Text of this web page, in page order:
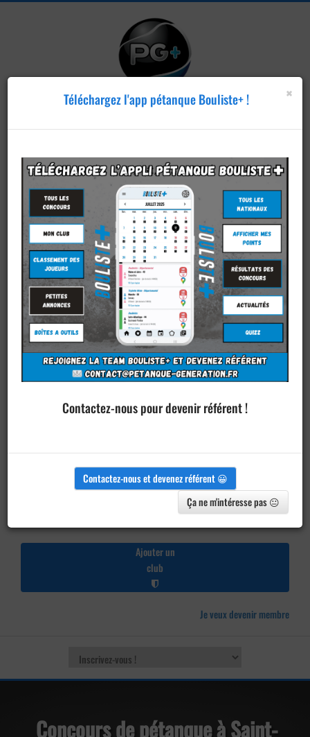
Publier un
concours
Ajouter un
club
Je veux devenir membre
Concours de pétanque à Saint-
×
Téléchargez l'app pétanque Bouliste+ !
Contactez-nous pour devenir référent !
Contactez-nous et devenez référent 😀
Ça ne m'intéresse pas 😐